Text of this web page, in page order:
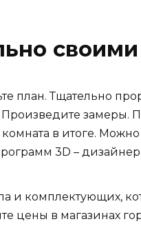
план. Тщательно
замеры.
в итоге. Можно
3D –
и комплектующих,
цены в магазинах